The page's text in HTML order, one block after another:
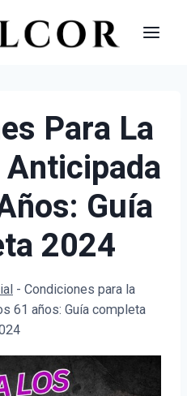
Para La
Guía
2024
- Condiciones para la
61 años: Guía completa